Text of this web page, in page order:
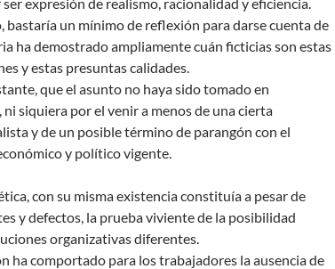
bastaría un mínimo de reflexión para darse cuenta de
ha demostrado ampliamente cuán ficticias son estas
y estas presuntas calidades.
que el asunto no haya sido tomado en
siquiera por el venir a menos de una cierta
y de un posible término de parangón con el
y político vigente.
con su misma existencia constituía a pesar de
y defectos, la prueba viviente de la posibilidad
organizativas diferentes.
ha comportado para los trabajadores la ausencia de